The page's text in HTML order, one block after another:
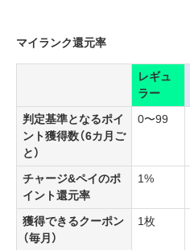
マイランク還元率
レギュ
ラー
判定基準となるポイ
ント獲得数（6カ月ご
と）
0〜99
チャージ&ペイのポ
イント還元率
1%
獲得できるクーポン
（毎月）
1枚